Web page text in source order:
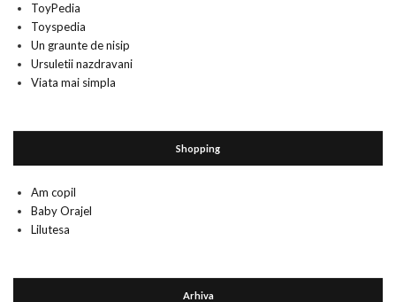
ToyPedia
Toyspedia
Un graunte de nisip
Ursuletii nazdravani
Viata mai simpla
Shopping
Am copil
Baby Orajel
Lilutesa
Arhiva